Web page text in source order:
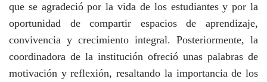
que se agradeció por la vida de los estudiantes y por la
oportunidad de compartir espacios de aprendizaje,
convivencia y crecimiento integral. Posteriormente, la
coordinadora de la institución ofreció unas palabras de
motivación y reflexión, resaltando la importancia de los